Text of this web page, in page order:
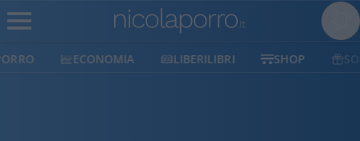
ECONOMIA LIBERILIBRI SHOP SOSTIENICI